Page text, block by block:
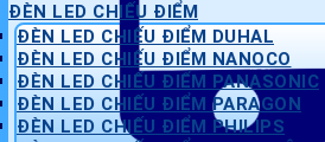
ĐÈN LED CHIẾU ĐIỂM
ĐÈN LED CHIẾU ĐIỂM DUHAL
ĐÈN LED CHIẾU ĐIỂM NANOCO
ĐÈN LED CHIẾU ĐIỂM PANASONIC
ĐÈN LED CHIẾU ĐIỂM PARAGON
ĐÈN LED CHIẾU ĐIỂM PHILIPS